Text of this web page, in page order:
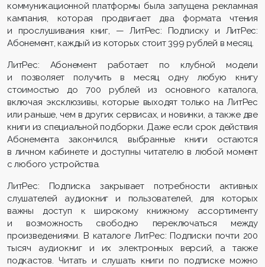
коммуникационной платформы была запущена рекламная
кампания, которая продвигает два формата чтения
и прослушивания книг, — ЛитРес: Подписку и ЛитРес:
Абонемент, каждый из которых стоит 399 рублей в месяц.
ЛитРес: Абонемент работает по клубной модели
и позволяет получить в месяц одну любую книгу
стоимостью до 700 рублей из основного каталога,
включая эксклюзивы, которые выходят только на ЛитРес
или раньше, чем в других сервисах, и новинки, а также две
книги из специальной подборки. Даже если срок действия
Абонемента закончился, выбранные книги остаются
в личном кабинете и доступны читателю в любой момент
с любого устройства.
ЛитРес: Подписка закрывает потребности активных
слушателей аудиокниг и пользователей, для которых
важны доступ к широкому книжному ассортименту
и возможность свободно переключаться между
произведениями. В каталоге ЛитРес: Подписки почти 200
тысяч аудиокниг и их электронных версий, а также
подкастов. Читать и слушать книги по подписке можно